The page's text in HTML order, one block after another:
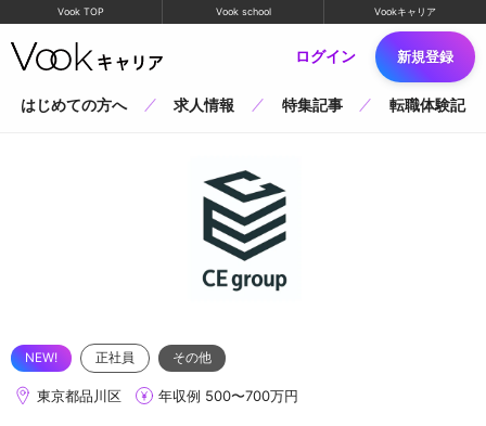
Vook TOP Vook school Vookキャリア
ログイン 新規登録
はじめての方へ 求人情報 特集記事 転職体験記
正社員 その他
東京都品川区 年収例 500〜700万円